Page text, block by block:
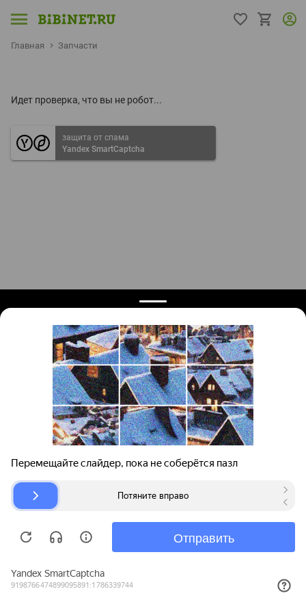
Главная Запчасти
Идет проверка, что вы не робот...
защита от спама
Yandex SmartCaptcha
Поиск запчастей
Для автокомпаний
Авторазборки
О проекте
Помощь
Карта сайта
© bibinet.ru - система поиска запчастей,
Copyright 2010-2026 Все права защищены